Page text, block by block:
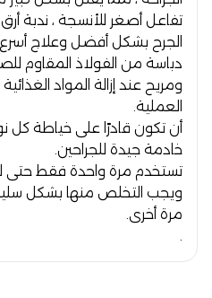
تفاعل أصغر للأنسجة ، ندبة
الجرح بشكل أفضل وعلاج أسرع.
دباسة من الفولاذ المقاوم
ومريح عند إزالة المواد
العملية.
أن تكون قادرًا على خياطة كل
خادمة جيدة للجراحين.
تستخدم مرة واحدة فقط حتى
ويجب التخلص منها بشكل
مرة أخرى.